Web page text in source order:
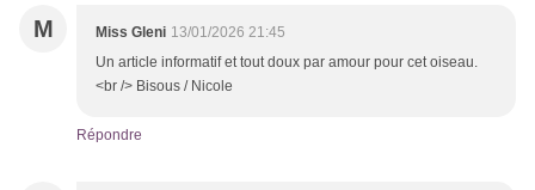
M Miss Gleni 13/01/2026 21:45
Un article informatif et tout doux par amour pour cet oiseau.
<br /> Bisous / Nicole
Répondre